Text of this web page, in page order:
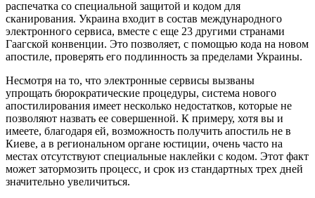
распечатка со специальной защитой и кодом для
сканирования. Украина входит в состав международного
электронного сервиса, вместе с еще 23 другими странами
Гаагской конвенции. Это позволяет, с помощью кода на новом
апостиле, проверять его подлинность за пределами Украины.
Несмотря на то, что электронные сервисы вызваны
упрощать бюрократические процедуры, система нового
апостилирования имеет несколько недостатков, которые не
позволяют назвать ее совершенной. К примеру, хотя вы и
имеете, благодаря ей, возможность получить апостиль не в
Киеве, а в региональном органе юстиции, очень часто на
местах отсутствуют специальные наклейки с кодом. Этот факт
может затормозить процесс, и срок из стандартных трех дней
значительно увеличиться.